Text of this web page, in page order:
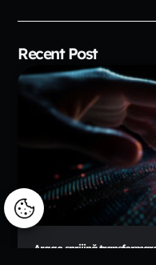
Recent Post
Arggo sprijină
Manage consent